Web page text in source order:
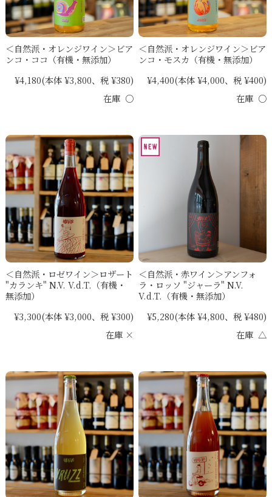
＜自然派・オレンジワイン＞ビア
ンコ・ココ（有機・無添加）
¥4,180(本体 ¥3,800、税 ¥380)
在庫 ○
＜自然派・オレンジワイン＞ビア
ンコ・モスカ（有機・無添加）
¥4,400(本体 ¥4,000、税 ¥400)
在庫 ○
＜自然派・ロゼワイン＞ロザート
"カランキ" N.V. V.d.T.（有機・
無添加）
¥3,300(本体 ¥3,000、税 ¥300)
在庫 ×
＜自然派・赤ワイン＞アンフォ
ラ・ロッソ "ジャーラ" N.V.
V.d.T.（有機・無添加）
¥5,280(本体 ¥4,800、税 ¥480)
在庫 △